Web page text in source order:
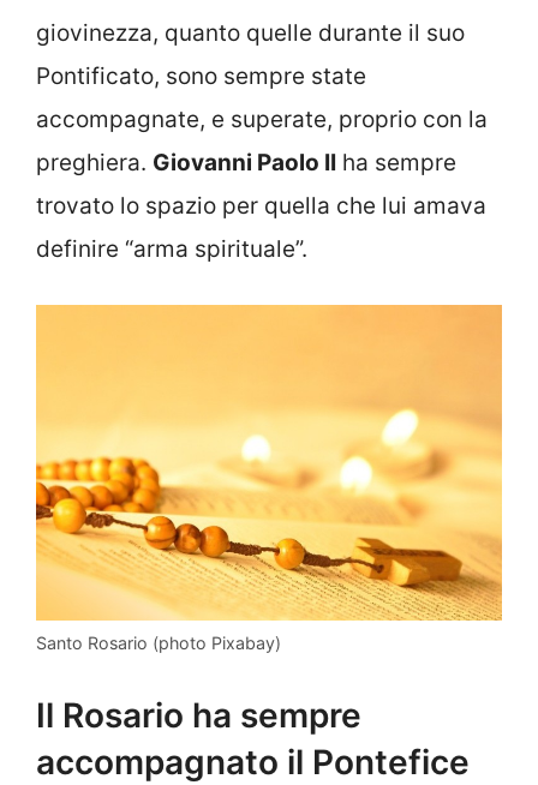
giovinezza, quanto quelle durante il suo
Pontificato, sono sempre state
accompagnate, e superate, proprio con la
preghiera. Giovanni Paolo II ha sempre
trovato lo spazio per quella che lui amava
definire “arma spirituale”.
Santo Rosario (photo Pixabay)
Il Rosario ha sempre
accompagnato il Pontefice